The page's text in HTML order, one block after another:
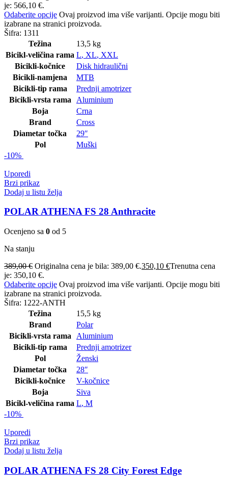
je: 566,10 €.
Odaberite opcije Ovaj proizvod ima više varijanti. Opcije mogu biti
izabrane na stranici proizvoda.
Šifra: 1311
Težina
13,5 kg
Bicikl-veličina rama L, XL, XXL
Bicikli-kočnice
Disk hidraulični
Bicikli-namjena
MTB
Bicikli-tip rama
Prednji amotrizer
Bicikli-vrsta rama
Aluminium
Boja
Crna
Brand
Cross
Diametar točka
29″
Pol
Muški
-10%
Uporedi
Brzi prikaz
Dodaj u listu želja
POLAR ATHENA FS 28 Anthracite
Ocenjeno sa 0 od 5
Na stanju
389,00€ Originalna cena je bila: 389,00 €.350,10 €Trenutna cena
je: 350,10 €.
Odaberite opcije Ovaj proizvod ima više varijanti. Opcije mogu biti
izabrane na stranici proizvoda.
Šifra: 1222-ANTH
Težina
15,5 kg
Brand
Polar
Bicikli-vrsta rama
Aluminium
Bicikli-tip rama
Prednji amotrizer
Pol
Ženski
Diametar točka
28″
Bicikli-kočnice
V-kočnice
Boja
Siva
Bicikl-veličina rama L, M
-10%
Uporedi
Brzi prikaz
Dodaj u listu želja
POLAR ATHENA FS 28 City Forest Edge